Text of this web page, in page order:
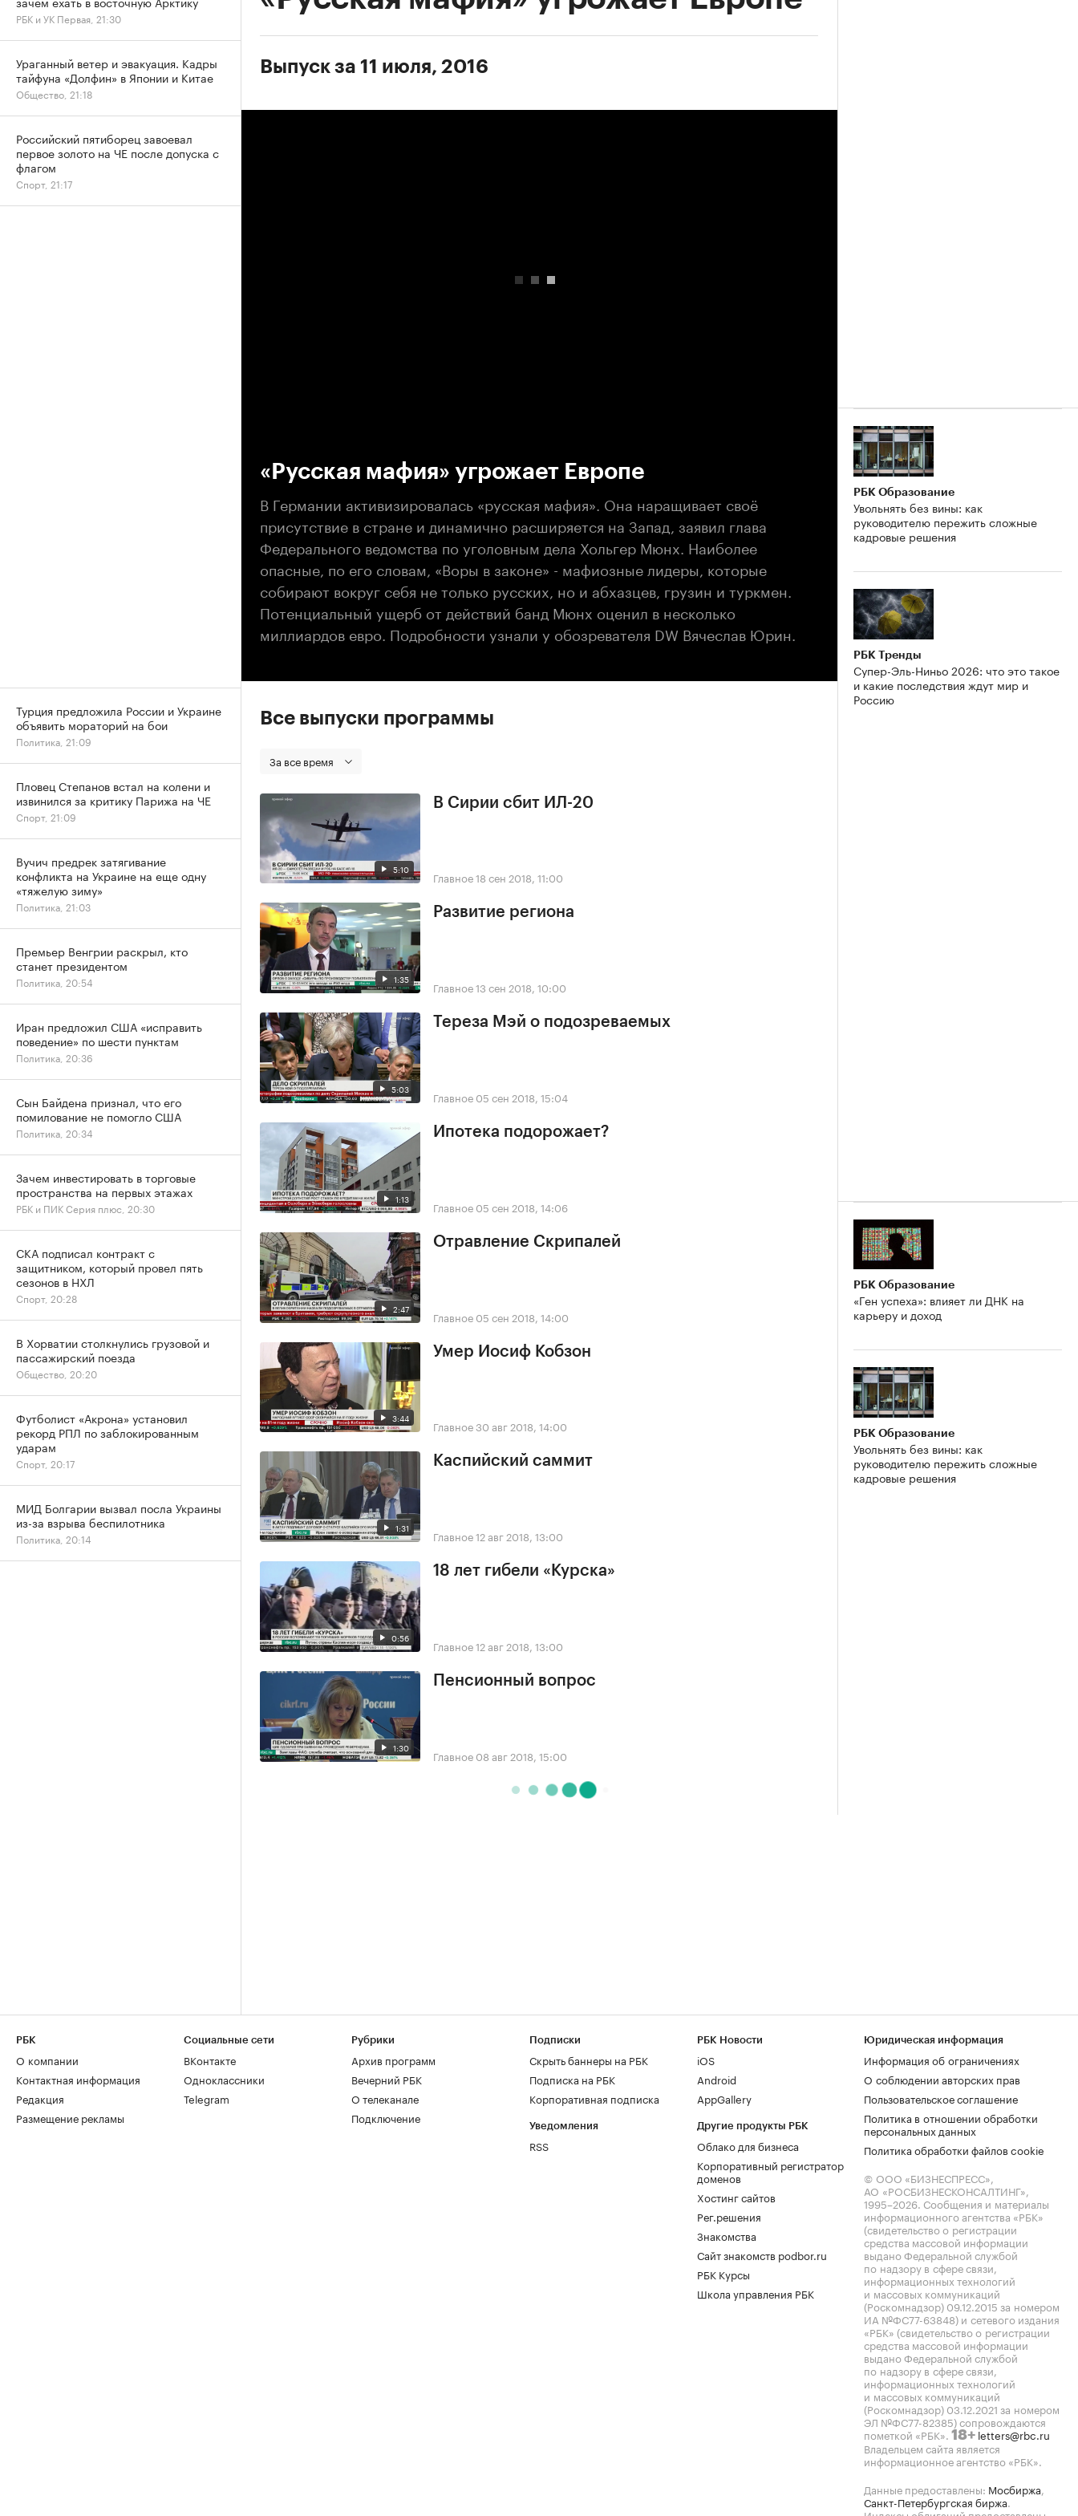
Выпуск за 11 июля, 2016
«Русская мафия» угрожает Европе
В Германии активизировалась «русская мафия». Она наращивает своё
присутствие в стране и динамично расширяется на Запад, заявил глава
Федерального ведомства по уголовным дела Хольгер Мюнх. Наиболее
опасные, по его словам, «Воры в законе» - мафиозные лидеры, которые
собирают вокруг себя не только русских, но и абхазцев, грузин и туркмен.
Потенциальный ущерб от действий банд Мюнх оценил в несколько
миллиардов евро. Подробности узнали у обозревателя DW Вячеслав Юрин.
Все выпуски программы
За все время
5:10
В Сирии сбит ИЛ-20
Главное18 сен 2018, 11:00
1:35
Развитие региона
Главное13 сен 2018, 10:00
5:03
Тереза Мэй о подозреваемых
Главное 05 сен 2018, 15:04
1:13
Ипотека подорожает?
Главное 05 сен 2018, 14:06
2:47
Отравление Скрипалей
Главное 05 сен 2018, 14:00
3:44
Умер Иосиф Кобзон
Главное30 авг 2018, 14:00
1:31
Каспийский саммит
Главное12 авг 2018, 13:00
0:56
18 лет гибели «Курска»
Главное12 авг 2018, 13:00
1:30
Пенсионный вопрос
Главное 08 авг 2018, 15:00
РБК Образование
Увольнять без вины: как
руководителю пережить сложные
кадровые решения
РБК Тренды
Супер-Эль-Ниньо 2026: что это такое
и какие последствия ждут мир и
Россию
РБК Образование
«Ген успеха»: влияет ли ДНК на
карьеру и доход
РБК Образование
Увольнять без вины: как
руководителю пережить сложные
кадровые решения
РБК и УК Первая, 21:30
Ураганный ветер и эвакуация. Кадры
тайфуна «Долфин» в Японии и Китае
Общество, 21:18
Российский пятиборец завоевал
первое золото на ЧЕ после допуска с
флагом
Спорт, 21:17
Турция предложила России и Украине
объявить мораторий на бои
Политика, 21:09
Пловец Степанов встал на колени и
извинился за критику Парижа на ЧЕ
Спорт, 21:09
Вучич предрек затягивание
конфликта на Украине на еще одну
«тяжелую зиму»
Политика, 21:03
Премьер Венгрии раскрыл, кто
станет президентом
Политика, 20:54
Иран предложил США «исправить
поведение» по шести пунктам
Политика, 20:36
Сын Байдена признал, что его
помилование не помогло США
Политика, 20:34
Зачем инвестировать в торговые
пространства на первых этажах
РБК и ПИК Серия плюс, 20:30
СКА подписал контракт с
защитником, который провел пять
сезонов в НХЛ
Спорт, 20:28
В Хорватии столкнулись грузовой и
пассажирский поезда
Общество, 20:20
Футболист «Акрона» установил
рекорд РПЛ по заблокированным
ударам
Спорт, 20:17
МИД Болгарии вызвал посла Украины
из-за взрыва беспилотника
Политика, 20:14
РБК
О компании
Контактная информация
Редакция
Размещение рекламы
Социальные сети
ВКонтакте
Одноклассники
Telegram
Рубрики
Архив программ
Вечерний РБК
О телеканале
Подключение
Подписки
Скрыть баннеры на РБК
Подписка на РБК
Корпоративная подписка
Уведомления
RSS
РБК Новости
iOS
Android
AppGallery
Другие продукты РБК
Облако для бизнеса
Корпоративный регистратор
доменов
Хостинг сайтов
Рег.решения
Знакомства
Сайт знакомств podbor.ru
РБК Курсы
Школа управления РБК
Юридическая информация
Информация об ограничениях
О соблюдении авторских прав
Пользовательское соглашение
Политика в отношении обработки
персональных данных
Политика обработки файлов cookie
© ООО «БИЗНЕСПРЕСС»,
АО «РОСБИЗНЕСКОНСАЛТИНГ»,
1995–2026. Сообщения и материалы
информационного агентства «РБК»
(свидетельство о регистрации
средства массовой информации
выдано Федеральной службой
по надзору в сфере связи,
информационных технологий
и массовых коммуникаций
(Роскомнадзор) 09.12.2015 за номером
ИА №ФС77-63848) и сетевого издания
«РБК» (свидетельство о регистрации
средства массовой информации
выдано Федеральной службой
по надзору в сфере связи,
информационных технологий
и массовых коммуникаций
(Роскомнадзор) 03.12.2021 за номером
ЭЛ №ФС77-82385) сопровождаются
пометкой «РБК». 18+ letters@rbc.ru
Владельцем сайта является
информационное агентство «РБК».
Данные предоставлены: Мосбиржа,
Санкт-Петербургская биржа.